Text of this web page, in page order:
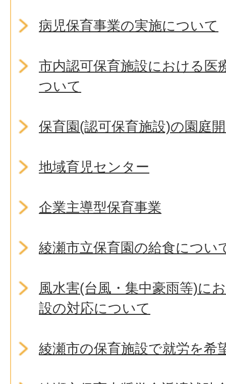
病児保育事業の実施について
市内認可保育施設における医
ついて
保育園(認可保育施設)の園庭
地域育児センター
企業主導型保育事業
綾瀬市立保育園の給食につい
風水害(台風・集中豪雨等)に
設の対応について
綾瀬市の保育施設で就労を希